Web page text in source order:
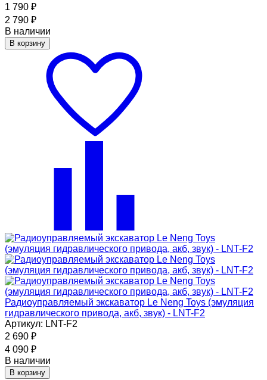
1 790 ₽
2 790 ₽
В наличии
В корзину
Радиоуправляемый экскаватор Le Neng Toys (эмуляция
гидравлического привода, акб, звук) - LNT-F2
Артикул: LNT-F2
2 690 ₽
4 090 ₽
В наличии
В корзину